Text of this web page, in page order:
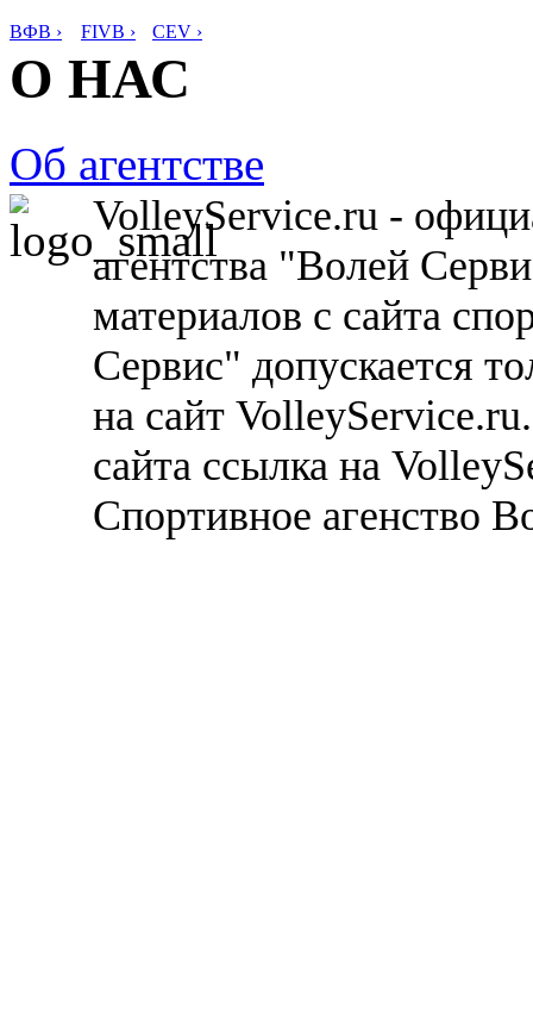
ВФВ › FIVB › CEV ›
О НАС
Об агентстве
VolleyService.ru -
агентства "Волей
материалов с сайта
Сервис" допускается
на сайт
сайта ссылка на
Спортивное агенство